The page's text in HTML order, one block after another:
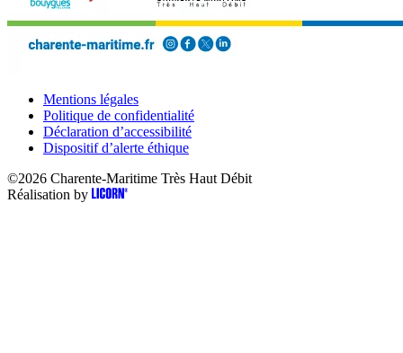
Mentions légales
Politique de confidentialité
Déclaration d’accessibilité
Dispositif d’alerte éthique
©2026 Charente-Maritime Très Haut Débit
Réalisation by